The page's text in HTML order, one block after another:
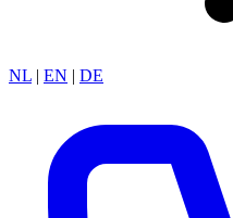
NL | EN | DE